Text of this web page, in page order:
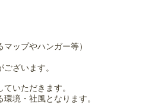
ップやハンガー等）
ざいます。
いただきます。
境・社風となります。